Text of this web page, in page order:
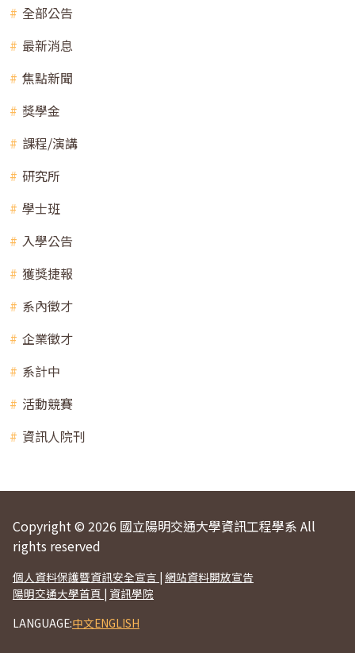
全部公告
最新消息
焦點新聞
獎學金
課程/演講
研究所
學士班
入學公告
獲獎捷報
系內徵才
企業徵才
系計中
活動競賽
資訊人院刊
Copyright © 2026 國立陽明交通大學資訊工程學系 All
rights reserved
個人資料保護暨資訊安全宣言 | 網站資料開放宣告
陽明交通大學首頁 | 資訊學院
LANGUAGE:中文ENGLISH